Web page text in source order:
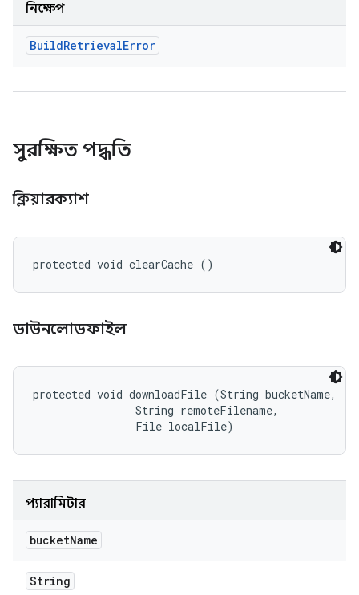
নিক্ষেপ
BuildRetrievalError
সুরক্ষিত পদ্ধতি
ক্লিয়ারক্যাশ
protected void clearCache ()
ডাউনলোডফাইল
protected void downloadFile (String bucketName,
                String remoteFilename,
                File localFile)
প্যারামিটার
bucketName
String